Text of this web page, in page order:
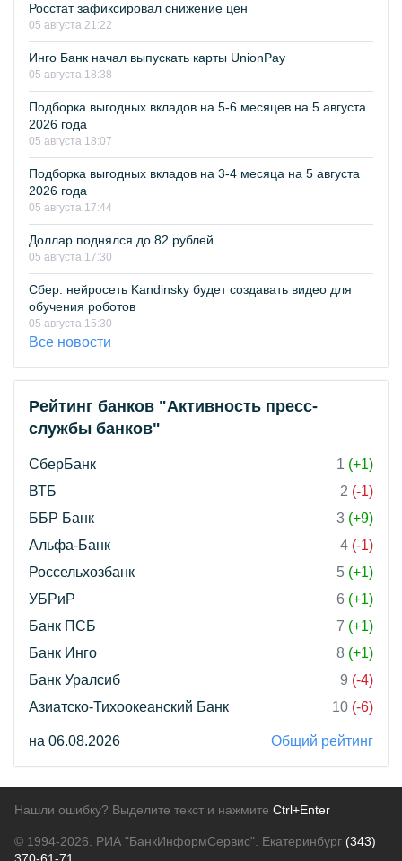
Росстат зафиксировал снижение цен
05 августа 21:22
Инго Банк начал выпускать карты UnionPay
05 августа 18:38
Подборка выгодных вкладов на 5-6 месяцев на 5 августа
2026 года
05 августа 18:07
Подборка выгодных вкладов на 3-4 месяца на 5 августа
2026 года
05 августа 17:44
Доллар поднялся до 82 рублей
05 августа 17:30
Сбер: нейросеть Kandinsky будет создавать видео для
обучения роботов
05 августа 15:30
Все новости
Рейтинг банков "Активность пресс-
службы банков"
СберБанк 1 (+1)
ВТБ
2 (-1)
ББР Банк
3 (+9)
Альфа-Банк
4 (-1)
Россельхозбанк
5 (+1)
УБРиР
6 (+1)
Банк ПСБ
7 (+1)
Банк Инго
8 (+1)
Банк Уралсиб
9 (-4)
Азиатско-Тихоокеанский Банк
10 (-6)
на 06.08.2026 Общий рейтинг
Нашли ошибку? Выделите текст и нажмите Ctrl+Enter
© 1994-2026. РИА "БанкИнформСервис". Екатеринбург (343)